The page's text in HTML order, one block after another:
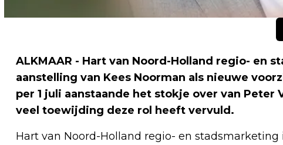
ALKMAAR - Hart van Noord-Holland regio- en
aanstelling van Kees Noorman als nieuwe
per 1 juli aanstaande het stokje over van
veel toewijding deze rol heeft vervuld.
Hart van Noord-Holland regio- en